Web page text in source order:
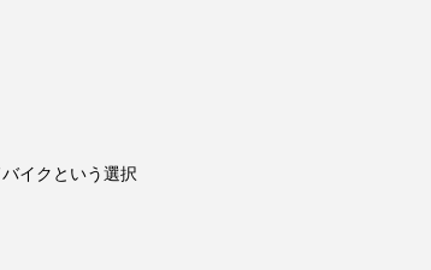
イクという選択